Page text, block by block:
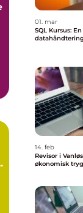
01. mar
SQL Kursus:
14. feb
Revisor i
økonomisk